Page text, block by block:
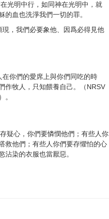
光明中行，如同神在光明中，就
的血也洗淨我們一切的罪。
，我們必要象他、因爲必得見他
你們的愛席上與你們同吃的時
牧人，只知餵養自己。（NRSV
。
疑心，你們要憐憫他們；有些人你
救他們；有些人你們要存懼怕的心
沾染的衣服也當厭惡。